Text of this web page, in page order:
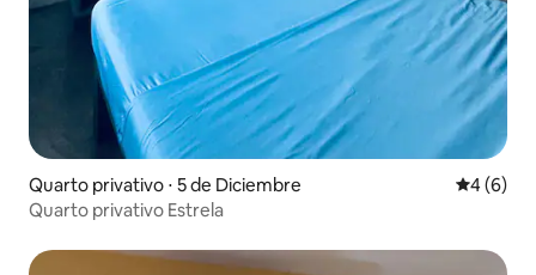
Quarto privativo ⋅ 5 de Diciembre 4 de uma
4 (6)
Quarto privativo Estrela